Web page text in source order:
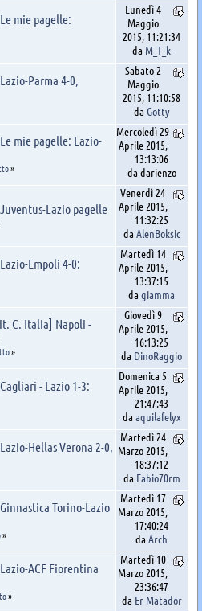
mie pagelle:
Lunedì 4
Maggio
2015, 11:21:34
da M_T_k
Parma 4-0,
Sabato 2
Maggio
2015, 11:10:58
da Gotty
mie pagelle: Lazio-
»
Mercoledì 29
Aprile 2015,
13:13:06
da darienzo
Lazio pagelle
Venerdì 24
Aprile 2015,
11:32:25
da AlenBoksic
Empoli 4-0:
Martedì 14
Aprile 2015,
13:37:15
dagiamma
C. Italia] Napoli -
»
Giovedì 9
Aprile 2015,
16:13:25
da DinoRaggio
- Lazio 1-3:
Domenica 5
Aprile 2015,
21:47:43
daaquilafelyx
Hellas Verona 2-0,
Martedì 24
Marzo 2015,
18:37:12
da Fabio70rm
Torino-Lazio
»
Martedì 17
Marzo 2015,
17:40:24
daArch
ACF Fiorentina
»
Martedì 10
Marzo 2015,
23:36:47
da Er Matador